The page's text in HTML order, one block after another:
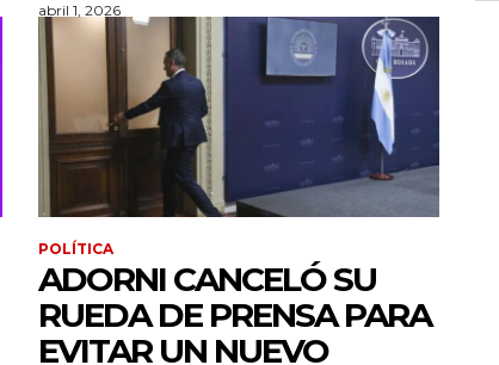
abril 1, 2026
POLÍTICA
ADORNI CANCELÓ SU
RUEDA DE PRENSA PARA
EVITAR UN NUEVO